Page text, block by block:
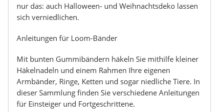
nur das: auch Halloween- und Weihnachtsdeko lassen
sich verniedlichen.
Anleitungen für Loom-Bänder
Mit bunten Gummibändern häkeln Sie mithilfe kleiner
Häkelnadeln und einem Rahmen Ihre eigenen
Armbänder, Ringe, Ketten und sogar niedliche Tiere. In
dieser Sammlung finden Sie verschiedene Anleitungen
für Einsteiger und Fortgeschrittene.